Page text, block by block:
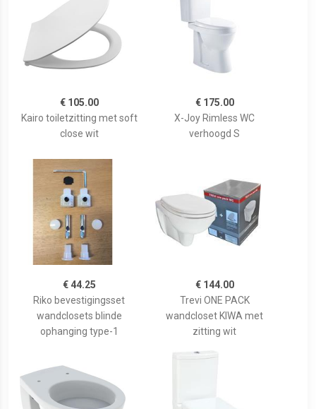
€ 105.00
Kairo toiletzitting met soft
close wit
€ 175.00
X-Joy Rimless WC
verhoogd S
€ 44.25
Riko bevestigingsset
wandclosets blinde
ophanging type-1
€ 144.00
Trevi ONE PACK
wandcloset KIWA met
zitting wit